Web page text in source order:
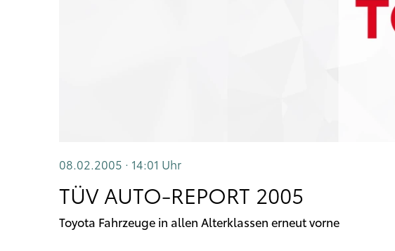
08.02.2005 · 14:01 Uhr
TÜV AUTO-REPORT 2005
Toyota Fahrzeuge in allen Alterklassen erneut vorne